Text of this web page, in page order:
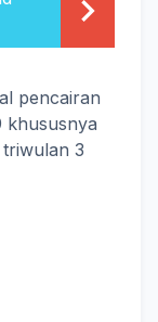
pencairan
khususnya
3